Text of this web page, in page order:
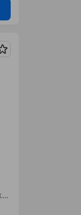
Merken
Head-up display, Sommerreifen, Winterreifen, Elektrische Sitze, Sportpaket, Fahrerairbag, Beheizbares Lenkrad, Isofix